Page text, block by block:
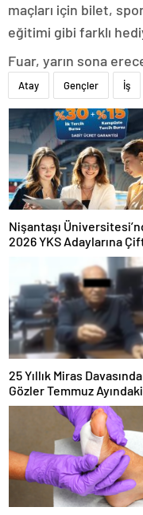
maçları için bilet,
eğitimi gibi farklı
Fuar, yarın sona
Atay Gençler İş
Nişantaşı
2026 YKS Adaylarına
Güvence: Sabit Ücret ve
Kesintisiz Burs
25 Yıllık Miras Davasında
Gözler Temmuz Ayındaki
Karar Duruşmasına